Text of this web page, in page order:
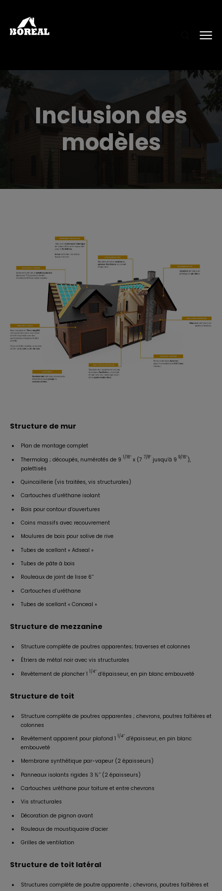
Inclusion des
modèles
Structure de mur
Plan de montage complet
Thermolog ; découpés, numérotés de 9 1/16″ x (7 7/8″ jusqu’à 9 9/16″),
palettisés
Quincaillerie (vis traitées, vis structurales)
Cartouches d’uréthane isolant
Bois pour contour d’ouvertures
Coins massifs avec recouvrement
Moulures de bois pour solive de rive
Tubes de scellant « Adseal »
Tubes de pâte à bois
Rouleaux de joint de lisse 6’’
Cartouches d’uréthane
Tubes de scellant « Conceal »
Structure de mezzanine
Structure complète de poutres apparentes; traverses et colonnes
Étriers de métal noir avec vis structurales
Revêtement de plancher 1 1/4″ d’épaisseur, en pin blanc embouveté
Structure de toit
Structure complète de poutres apparentes ; chevrons, poutres faîtières et
colonnes
Revêtement apparent pour plafond 1 1/4″ d’épaisseur, en pin blanc
embouveté
Membrane synthétique par-vapeur (2 épaisseurs)
Panneaux isolants rigides 3 ½’’ (2 épaisseurs)
Cartouches uréthane pour toiture et entre chevrons
Vis structurales
Décoration de pignon avant
Rouleaux de moustiquaire d’acier
Grilles de ventilation
Structure de toit latéral
Structures complète de poutre apparente ; chevrons, poutres faîtières et